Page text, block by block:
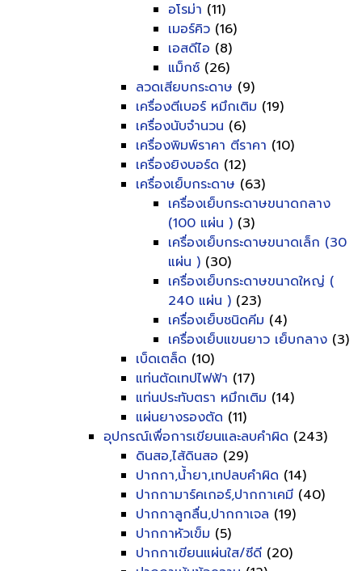
อโรม่า (11)
เมอร์คิว (16)
เอสดีไอ (8)
แม็กซ์ (26)
ลวดเสียบกระดาษ (9)
เครื่องตีเบอร์ หมึกเติม (19)
เครื่องนับจำนวน (6)
เครื่องพิมพ์ราคา ตีราคา (10)
เครื่องยิงบอร์ด (12)
เครื่องเย็บกระดาษ (63)
เครื่องเย็บกระดาษขนาดกลาง
(100 แผ่น ) (3)
เครื่องเย็บกระดาษขนาดเล็ก (30
แผ่น ) (30)
เครื่องเย็บกระดาษขนาดใหญ่ (
240 แผ่น ) (23)
เครื่องเย็บชนิดคีม (4)
เครื่องเย็บแขนยาว เย็บกลาง (3)
เบ็ดเตล็ด (10)
แท่นตัดเทปไฟฟ้า (17)
แท่นประทับตรา หมึกเติม (14)
แผ่นยางรองตัด (11)
อุปกรณ์เพื่อการเขียนและลบคำผิด (243)
ดินสอ,ไส้ดินสอ (29)
ปากกา,น้ำยา,เทปลบคำผิด (14)
ปากกามาร์คเกอร์,ปากกาเคมี (40)
ปากกาลูกลื่น,ปากกาเจล (19)
ปากกาหัวเข็ม (5)
ปากกาเขียนแผ่นใส/ซีดี (20)